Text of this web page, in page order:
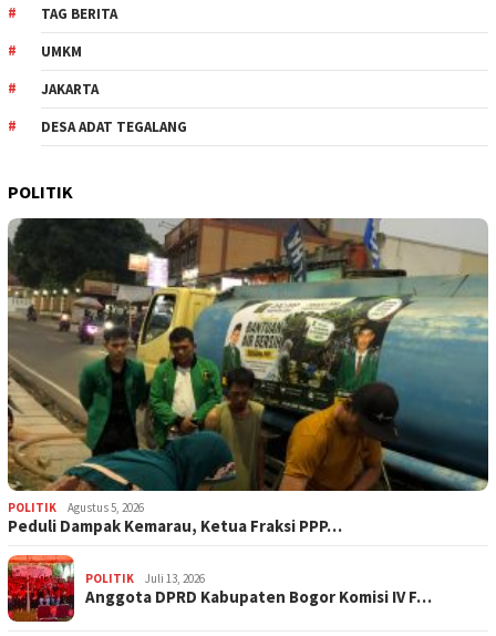
TAG BERITA
UMKM
JAKARTA
DESA ADAT TEGALANG
POLITIK
POLITIK Agustus 5, 2026
‎Peduli Dampak Kemarau, Ketua Fraksi PPP…
POLITIK Juli 13, 2026
Anggota DPRD Kabupaten Bogor Komisi IV F…